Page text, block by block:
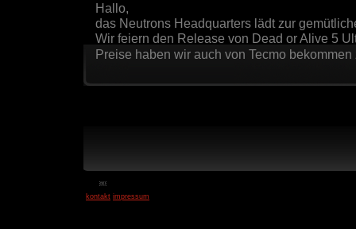
Hallo,
das Neutrons Headquarters lädt zur
Wir feiern den Release von Dead or Alive 5
Preise haben wir auch von Tecmo
￼
kontakt impressum